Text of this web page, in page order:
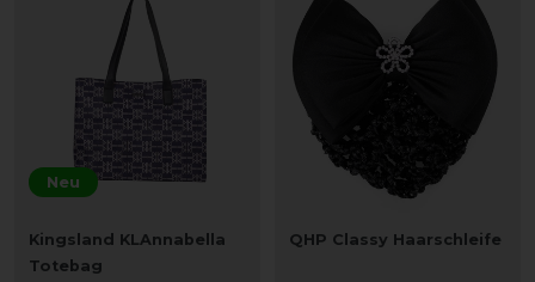
Neu
Kingsland KLAnnabella
Totebag
QHP Classy Haarschleife